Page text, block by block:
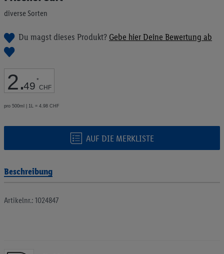
diverse Sorten
Du magst dieses Produkt? Gebe hier Deine Bewertung ab
2.49 *
CHF
pro 500ml | 1L = 4.98 CHF
AUF DIE MERKLISTE
springen
Beschreibung
Artikelnr.: 1024847